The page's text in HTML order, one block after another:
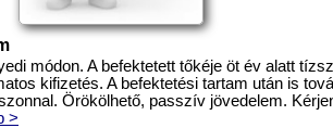
módon. A befektetett tőkéje öt év alatt
kifizetés. A befektetési tartam után is
Örökölhető, passzív jövedelem.
>